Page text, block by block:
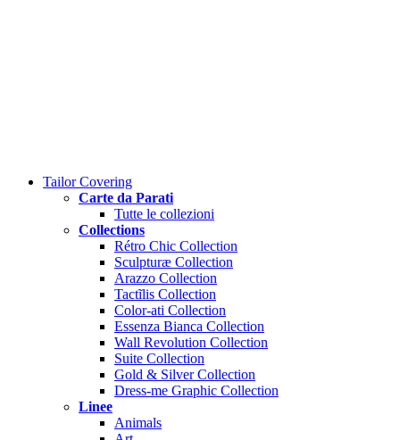
Close
Tailor Covering
Carte da Parati
Tutte le collezioni
Collections
Rétro Chic Collection
Sculpturæ Collection
Arazzo Collection
Tactĩlis Collection
Color-ati Collection
Essenza Bianca Collection
Wall Revolution Collection
Suite Collection
Gold & Silver Collection
Dress-me Graphic Collection
Linee
Animals